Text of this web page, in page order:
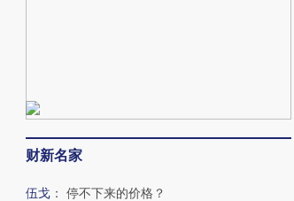
财新名家
伍戈 ： 停不下来的价格？